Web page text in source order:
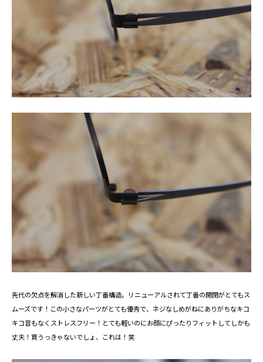
先代の欠点を解消した新しい丁番構造。リニューアルされて丁番の開閉がとてもス
ムーズです！この小さなパーツがとても優秀で、ネジなしめがねにありがちなキコ
キコ音もなくストレスフリー！とても軽いのにお顔にぴったりフィットしてしかも
丈夫！買うっきゃないでしょ、これは！笑